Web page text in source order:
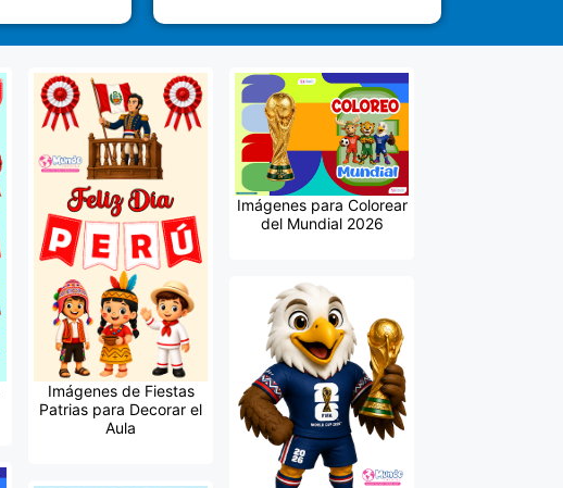
Imágenes de Fiestas
Patrias para Decorar el
Aula
Imágenes para Colorear
del Mundial 2026